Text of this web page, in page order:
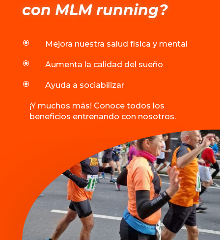
con MLM running?
\ Mejora nuestra salud física y mental
\ Aumenta la calidad del sueño
\ Ayuda a sociabilizar
¡Y muchos más! Conoce todos los
beneficios entrenando con nosotros.